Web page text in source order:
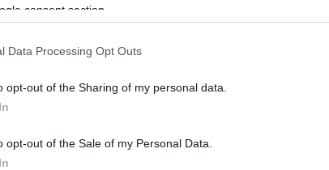
consent section.
Data Processing Opt Outs
opt-out of the Sharing of my personal data.
opt-out of the Sale of my Personal Data.